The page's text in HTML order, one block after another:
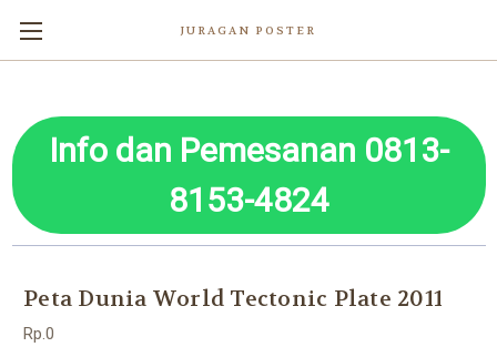
JURAGAN POSTER
Info dan Pemesanan 0813-
8153-4824
Peta Dunia World Tectonic Plate 2011
Rp.0